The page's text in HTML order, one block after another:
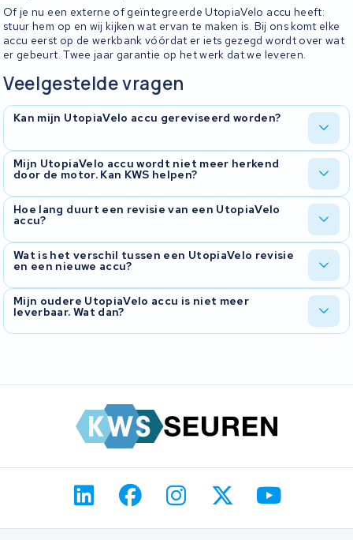
Of je nu een externe of geïntegreerde UtopiaVelo accu heeft:
stuur hem op en wij kijken wat ervan te maken is. Bij ons komt elke
accu eerst op de werkbank vóórdat er iets gezegd wordt over wat
er gebeurt. Twee jaar garantie op het werk dat we leveren.
Veelgestelde vragen
Kan mijn UtopiaVelo accu gereviseerd worden?
Ja, UtopiaVelo-accu's reviseren we regelmatig. We onderzoeken
eerst wat er aan de hand is, vervangen waar nodig de cellen en
controleren het BMS. Je krijgt je accu terug met een testrapport.
Mijn UtopiaVelo accu wordt niet meer herkend
door de motor. Kan KWS helpen?
Dat probleem zien we vaak. Bij UtopiaVelo zit het regelmatig in het
BMS of in de connector. Wij kijken waar het probleem zit en
bespreken met je wat de beste oplossing is.
Hoe lang duurt een revisie van een UtopiaVelo
accu?
Doorgaans rond de tien werkdagen vanaf het moment dat we de
accu binnen hebben. We laten je weten zodra we de accu hebben
getest en weten wat eraan moet gebeuren.
Wat is het verschil tussen een UtopiaVelo revisie
en een nieuwe accu?
Bij een revisie houdt je dezelfde behuizing en hetzelfde BMS, en
krijgt je nieuwe cellen erin. Vaak een veel goedkopere oplossing
dan een complete nieuwe accu.
Mijn oudere UtopiaVelo accu is niet meer
leverbaar. Wat dan?